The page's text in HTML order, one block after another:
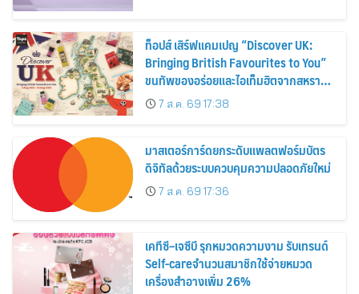
ท็อปส์ เสิร์ฟแคมเปญ “Discover UK:
Bringing British Favourites to You”
ขนทัพของอร่อยและไอเท็มฮิตจากสหราช
อาณาจักร ส่งตรงถึงมือตั้งแต่วันนี้ – 18
สิงหาคมนี้
7 ส.ค. 69 17:38
มาสเตอร์การ์ดยกระดับแพลตฟอร์มบัตร
ดิจิทัลด้วยระบบควบคุมความปลอดภัยใหม่
7 ส.ค. 69 17:36
เคทีซี–เจซีบี รุกหมวดความงาม รับเทรนด์
Self-careจำนวนสมาชิกใช้จ่ายหมวด
เครื่องสำอางเพิ่ม 26%